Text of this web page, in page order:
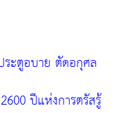
ะตูอบาย ตัดอกุศล
ปีแห่งการตรัสรู้